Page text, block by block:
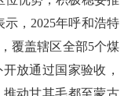
，2025年呼和浩特
覆盖辖区全部5个煤
放通过国家验收，
动甘其毛都至蒙古